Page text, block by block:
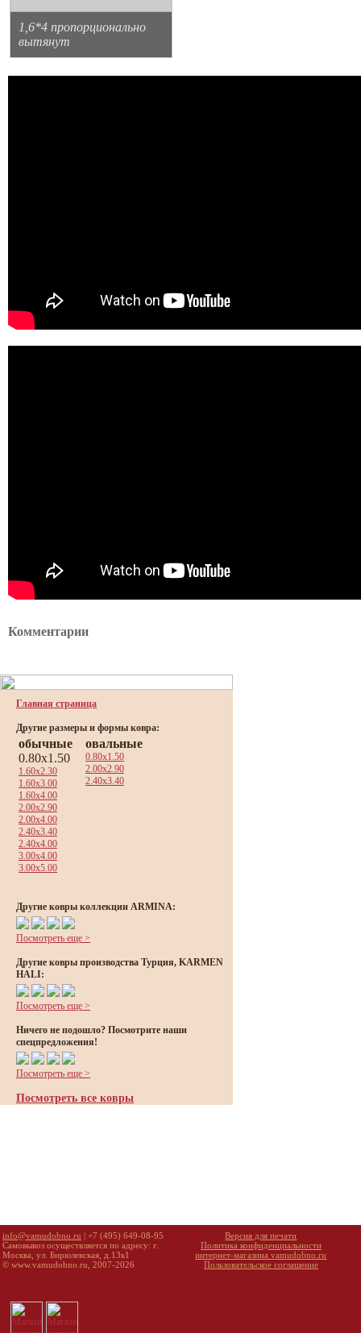
1,6*4 пропорционально
вытянут
Комментарии
Главная страница
Другие размеры и формы ковра:
обычные
0.80x1.50
1.60x2.30
1.60x3.00
1.60x4.00
2.00x2.90
2.00x4.00
2.40x3.40
2.40x4.00
3.00x4.00
3.00x5.00
овальные
0.80x1.50
2.00x2.90
2.40x3.40
Другие ковры коллекции ARMINA:
Посмотреть еще >
Другие ковры производства Турция, KARMEN
HALI:
Посмотреть еще >
Ничего не подошло? Посмотрите наши
спецпредложения!
Посмотреть еще >
Посмотреть все ковры
info@vamudobno.ru | +7 (495) 649-08-95
Самовывоз осуществляется по адресу: г.
Москва, ул. Бирюлевская, д.13к1
© www.vamudobno.ru, 2007-2026
Версия для печати
Политика конфиденциальности
интернет-магазина vamudobno.ru
Пользовательское соглашение